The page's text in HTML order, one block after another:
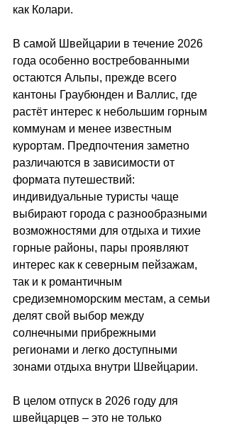
как Колари.
В самой Швейцарии в течение 2026
года особенно востребованными
остаются Альпы, прежде всего
кантоны Граубюнден и Валлис, где
растёт интерес к небольшим горным
коммунам и менее известным
курортам. Предпочтения заметно
различаются в зависимости от
формата путешествий:
индивидуальные туристы чаще
выбирают города с разнообразными
возможностями для отдыха и тихие
горные районы, пары проявляют
интерес как к северным пейзажам,
так и к романтичным
средиземноморским местам, а семьи
делят свой выбор между
солнечными прибрежными
регионами и легко доступными
зонами отдыха внутри Швейцарии.
В целом отпуск в 2026 году для
швейцарцев – это не только